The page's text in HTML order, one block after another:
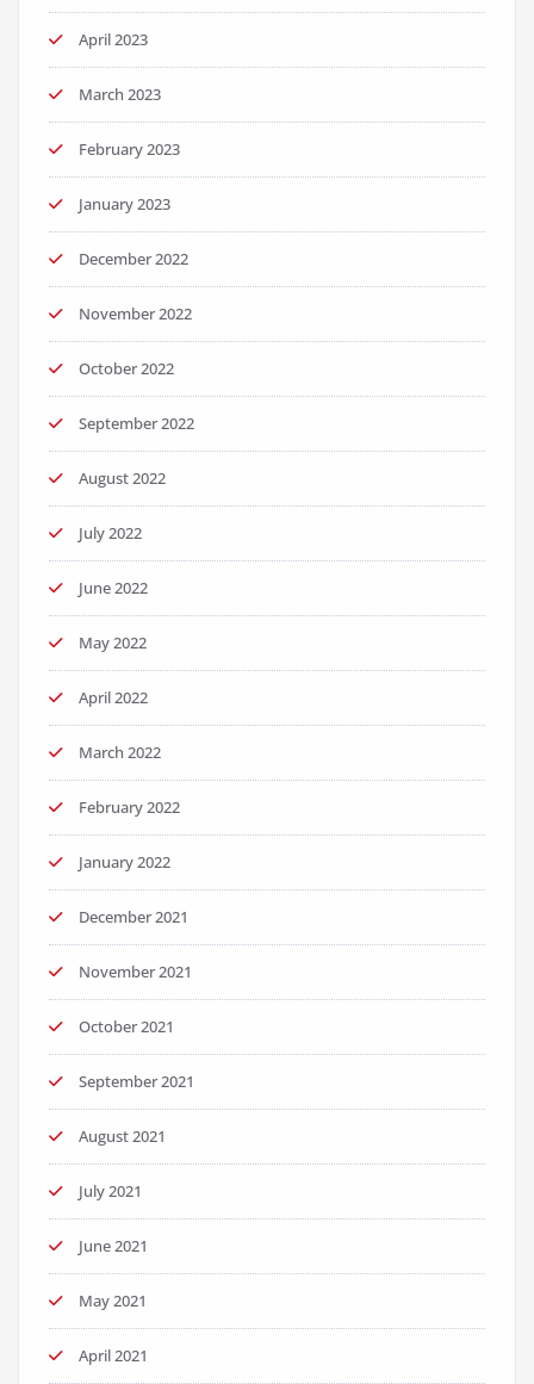
April 2023
March 2023
February 2023
January 2023
December 2022
November 2022
October 2022
September 2022
August 2022
July 2022
June 2022
May 2022
April 2022
March 2022
February 2022
January 2022
December 2021
November 2021
October 2021
September 2021
August 2021
July 2021
June 2021
May 2021
April 2021